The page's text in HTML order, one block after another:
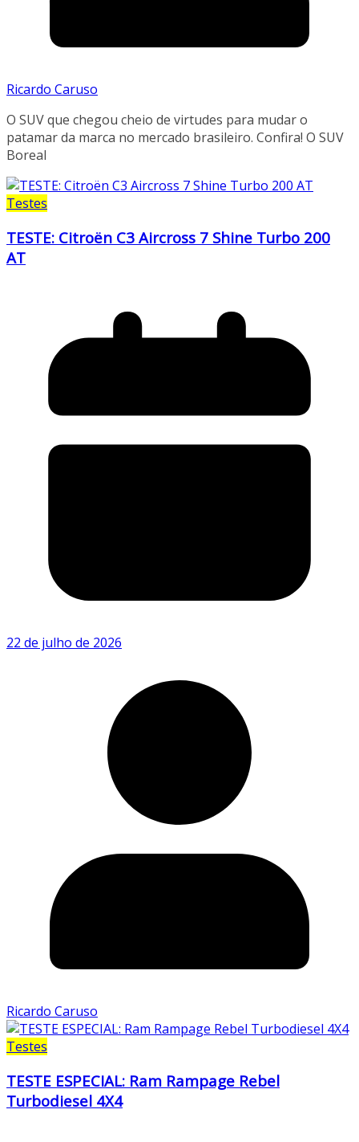
Ricardo Caruso
O SUV que chegou cheio de virtudes para mudar o
patamar da marca no mercado brasileiro. Confira! O SUV
Boreal
Testes
TESTE: Citroën C3 Aircross 7 Shine Turbo 200
AT
22 de julho de 2026
Ricardo Caruso
Testes
TESTE ESPECIAL: Ram Rampage Rebel
Turbodiesel 4X4